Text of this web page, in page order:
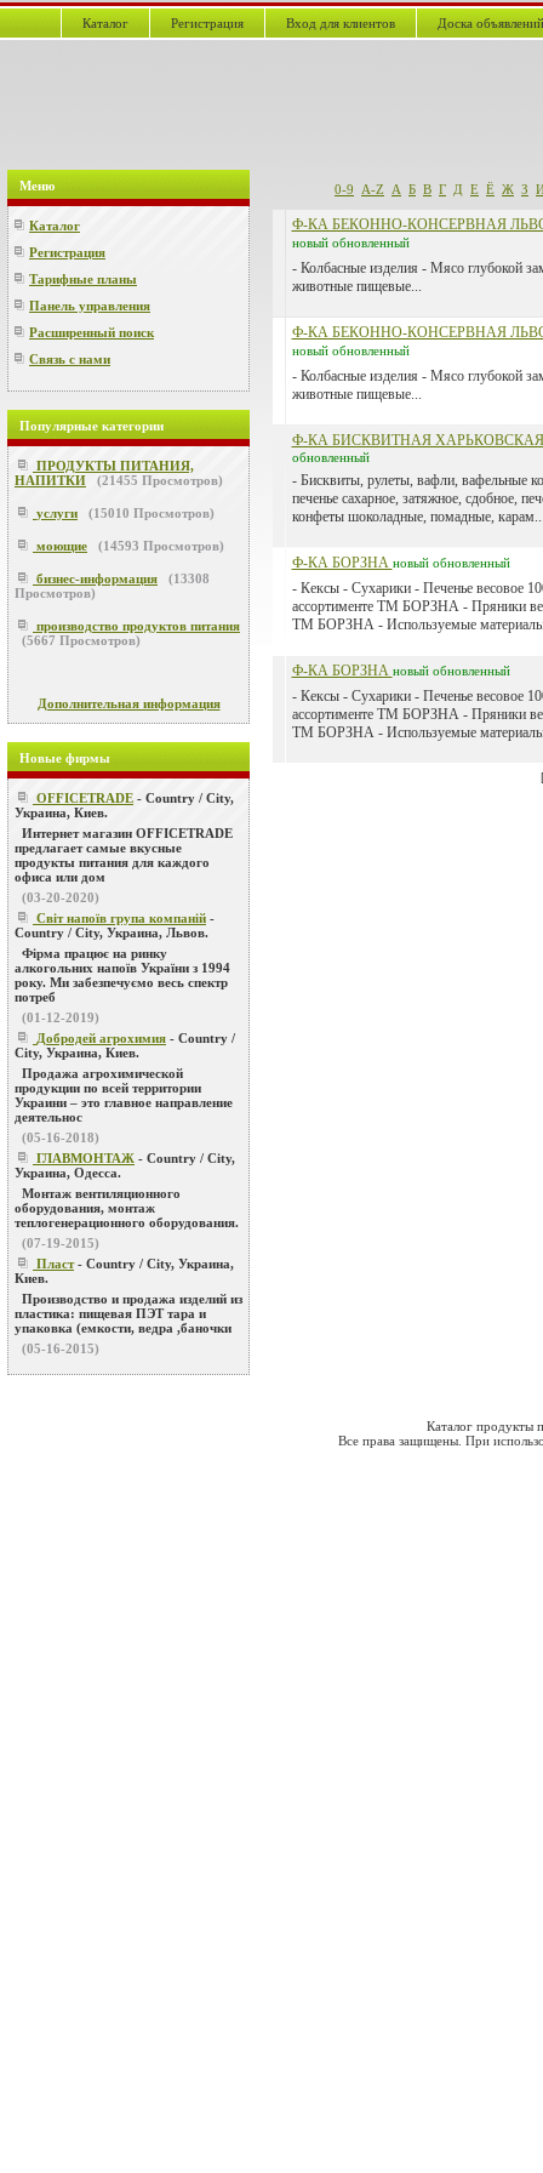
Каталог Регистрация Вход для клиентов Доска объявлений
Меню
Каталог
Регистрация
Тарифные планы
Панель управления
Расширенный поиск
Связь с нами
Популярные категории
ПРОДУКТЫ ПИТАНИЯ,
НАПИТКИ
(21455 Просмотров)
услуги (15010 Просмотров)
моющие (14593 Просмотров)
бизнес-информация (13308
Просмотров)
производство продуктов питания
(5667 Просмотров)
Дополнительная информация
Новые фирмы
OFFICETRADE - Country / City,
Украина, Киев.
Интернет магазин OFFICETRADE
предлагает самые вкусные
продукты питания для каждого
офиса или дом
(03-20-2020)
Світ напоїв група компаній -
Country / City, Украина, Львов.
Фірма працює на ринку
алкогольних напоїв України з 1994
року. Ми забезпечуємо весь спектр
потреб
(01-12-2019)
Добродей агрохимия - Country /
City, Украина, Киев.
Продажа агрохимической
продукции по всей территории
Украини – это главное направление
деятельнос
(05-16-2018)
ГЛАВМОНТАЖ - Country / City,
Украина, Одесса.
Монтаж вентиляционного
оборудования, монтаж
теплогенерационного оборудования.
(07-19-2015)
Пласт- Country / City, Украина,
Киев.
Производство и продажа изделий из
пластика: пищевая ПЭТ тара и
упаковка (емкости, ведра ,баночки
(05-16-2015)
0-9 A-Z А Б В Г Д Е Ё Ж З
Ф-КА БЕКОННО-КОНСЕРВНАЯ
новый обновленный
- Колбасные изделия - Мясо глубокой
животные пищевые...
Ф-КА БЕКОННО-КОНСЕРВНАЯ
новый обновленный
- Колбасные изделия - Мясо глубокой
животные пищевые...
Ф-КА БИСКВИТНАЯ
обновленный
- Бисквиты, рулеты, вафли, вафельные
печенье сахарное, затяжное, сдобное,
конфеты шоколадные, помадные,
Ф-КА БОРЗНА новый обновленный
- Кексы - Сухарики - Печенье весовое
ассортименте ТМ БОРЗНА - Пряники
ТМ БОРЗНА - Используемые
Ф-КА БОРЗНА новый обновленный
- Кексы - Сухарики - Печенье весовое
ассортименте ТМ БОРЗНА - Пряники
ТМ БОРЗНА - Используемые
Каталог продукты
Все права защищены. При